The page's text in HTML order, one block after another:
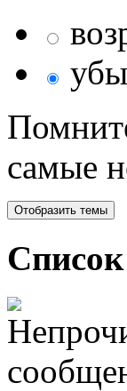
самые